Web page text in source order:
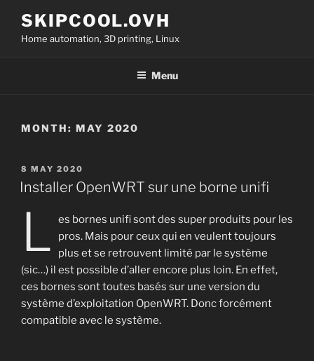
content
SKIPCOOL.OVH
Home automation, 3D printing, Linux
Menu
MONTH: MAY 2020
POSTED
ON
8 MAY 2020
Installer OpenWRT sur une borne unifi
L
es bornes unifi sont des super produits pour les
pros. Mais pour ceux qui en veulent toujours
plus et se retrouvent limité par le système
(sic…) il est possible d’aller encore plus loin. En effet,
ces bornes sont toutes basés sur une version du
système d’exploitation OpenWRT. Donc forcément
compatible avec le système.